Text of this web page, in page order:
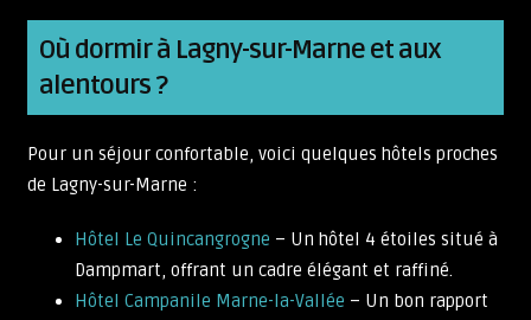
Où dormir à Lagny-sur-Marne et aux
alentours ?
Pour un séjour confortable, voici quelques hôtels proches
de Lagny-sur-Marne :
Hôtel Le Quincangrogne – Un hôtel 4 étoiles situé à
Dampmart, offrant un cadre élégant et raffiné.
Hôtel Campanile Marne-la-Vallée – Un bon rapport